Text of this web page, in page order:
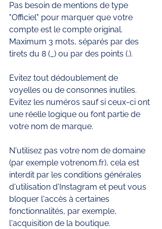
Pas besoin de mentions de type
"Officiel" pour marquer que votre
compte est le compte original.
Maximum 3 mots, séparés par des
tirets du 8 (_) ou par des points (.).
Evitez tout dédoublement de
voyelles ou de consonnes inutiles.
Evitez les numéros sauf si ceux-ci ont
une réelle logique ou font partie de
votre nom de marque.
N'utilisez pas votre nom de domaine
(par exemple votrenom.fr), cela est
interdit par les conditions générales
d'utilisation d'Instagram et peut vous
bloquer l'accès à certaines
fonctionnalités, par exemple,
l'acquisition de la boutique.